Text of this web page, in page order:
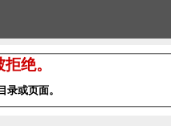
绝。
或页面。